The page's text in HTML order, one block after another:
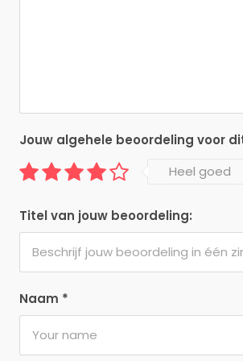
Naam *
Jouw algehele beoordeling voor
Heel goed
Titel van jouw beoordeling: